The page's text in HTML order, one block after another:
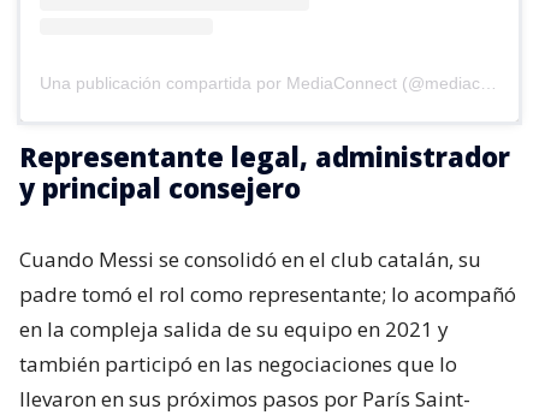
Representante legal, administrador
y principal consejero
Cuando Messi se consolidó en el club catalán, su
padre tomó el rol como representante; lo acompañó
en la compleja salida de su equipo en 2021 y
también participó en las negociaciones que lo
llevaron en sus próximos pasos por París Saint-